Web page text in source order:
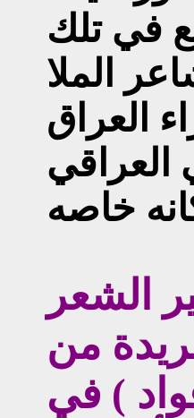
في تلك
الملا
العراق
العراقي
الشعر
من
) في